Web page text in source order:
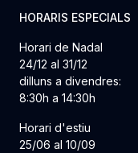
HORARIS ESPECIALS
Horari de Nadal
24/12 al 31/12
dilluns a divendres:
8:30h a 14:30h
Horari d'estiu
25/06 al 10/09